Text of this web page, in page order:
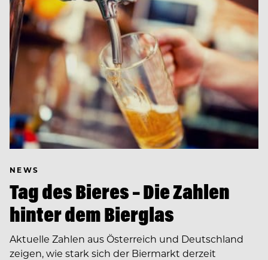
NEWS
Tag des Bieres – Die Zahlen
hinter dem Bierglas
Aktuelle Zahlen aus Österreich und Deutschland
zeigen, wie stark sich der Biermarkt derzeit